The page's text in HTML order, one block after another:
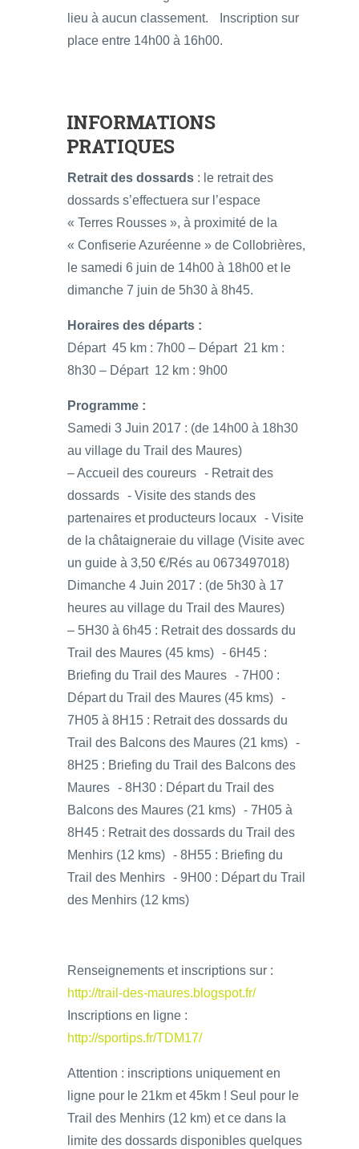
lieu à aucun classement. Inscription sur
place entre 14h00 à 16h00.
INFORMATIONS
PRATIQUES
Retrait des dossards : le retrait des
dossards s’effectuera sur l’espace
« Terres Rousses », à proximité de la
« Confiserie Azuréenne » de Collobrières,
le samedi 6 juin de 14h00 à 18h00 et le
dimanche 7 juin de 5h30 à 8h45.
Horaires des départs :
Départ 45 km : 7h00 – Départ 21 km :
8h30 – Départ 12 km : 9h00
Programme :
Samedi 3 Juin 2017 : (de 14h00 à 18h30
au village du Trail des Maures)
– Accueil des coureurs - Retrait des
dossards - Visite des stands des
partenaires et producteurs locaux - Visite
de la châtaigneraie du village (Visite avec
un guide à 3,50 €/Rés au 0673497018)
Dimanche 4 Juin 2017 : (de 5h30 à 17
heures au village du Trail des Maures)
– 5H30 à 6h45 : Retrait des dossards du
Trail des Maures (45 kms) - 6H45 :
Briefing du Trail des Maures - 7H00 :
Départ du Trail des Maures (45 kms) -
7H05 à 8H15 : Retrait des dossards du
Trail des Balcons des Maures (21 kms) -
8H25 : Briefing du Trail des Balcons des
Maures - 8H30 : Départ du Trail des
Balcons des Maures (21 kms) - 7H05 à
8H45 : Retrait des dossards du Trail des
Menhirs (12 kms) - 8H55 : Briefing du
Trail des Menhirs - 9H00 : Départ du Trail
des Menhirs (12 kms)
Renseignements et inscriptions sur :
http://trail-des-maures.blogspot.fr/
Inscriptions en ligne :
http://sportips.fr/TDM17/
Attention : inscriptions uniquement en
ligne pour le 21km et 45km ! Seul pour le
Trail des Menhirs (12 km) et ce dans la
limite des dossards disponibles quelques